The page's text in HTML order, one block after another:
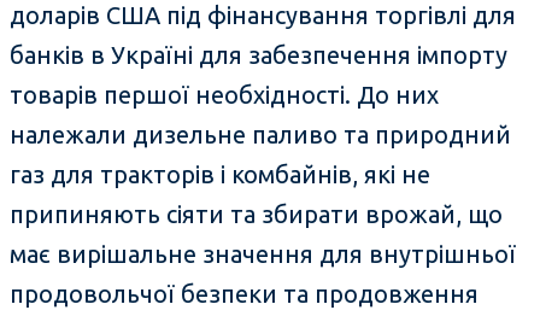
доларів США під фінансування торгівлі для
банків в Україні для забезпечення імпорту
товарів першої необхідності. До них
належали дизельне паливо та природний
газ для тракторів і комбайнів, які не
припиняють сіяти та збирати врожай, що
має вирішальне значення для внутрішньої
продовольчої безпеки та продовження